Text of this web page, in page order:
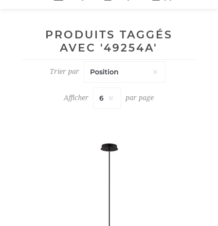
PRODUITS TAGGÉS
AVEC '49254A'
Trier par
Afficher par page